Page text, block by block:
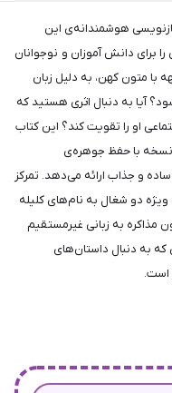
هوشمندانه‌ی این
برای دانش آموزان و نوجوانان
با متون کهن، به دلیل زبان
آیا به دنبال اثری هستید که
او را تقویت کند؟ این کتاب
نسخه با حفظ جوهره‌ی
و جذاب ارائه می‌دهد. تمرکز
دو شغال به نام‌های کلیله
مذاکره به زبانی غیرمستقیم
که به دنبال داستان‌های
است.